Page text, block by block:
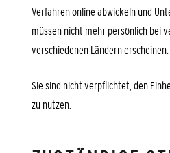
Verfahren online abwickeln und
müssen nicht mehr persönlich bei
verschiedenen Ländern erscheinen.
Sie sind nicht verpflichtet, den
zu nutzen.